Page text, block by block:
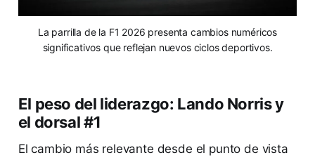
La parrilla de la F1 2026 presenta cambios numéricos
significativos que reflejan nuevos ciclos deportivos.
El peso del liderazgo: Lando Norris y
el dorsal #1
El cambio más relevante desde el punto de vista